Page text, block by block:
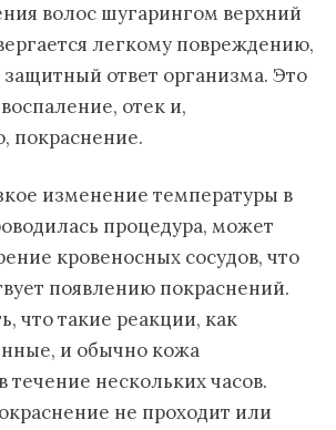
волос шугарингом верхний
легкому повреждению,
защитный ответ организма. Это
отек и,
покраснение.
изменение температуры в
процедура, может
кровеносных сосудов, что
появлению покраснений.
что такие реакции, как
и обычно кожа
течение нескольких часов.
не проходит или